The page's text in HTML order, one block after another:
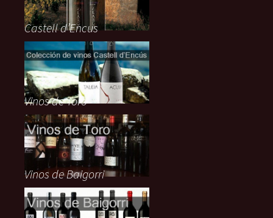
Castell d’Encus
Vinos de Toro
Vinos de Baigorri